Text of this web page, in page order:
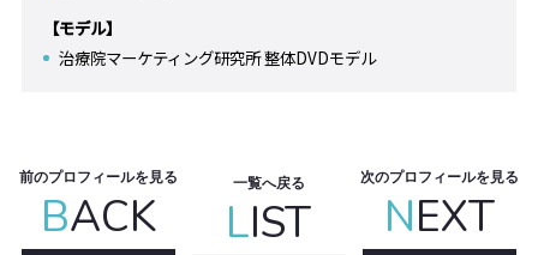
【モデル】
治療院マーケティング研究所 整体DVDモデル
前のプロフィールを見る
BACK
一覧へ戻る
LIST
次のプロフィールを見る
NEXT